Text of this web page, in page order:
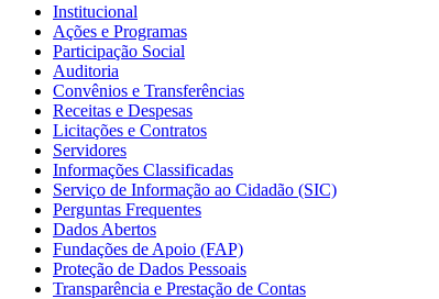
Institucional
Ações e Programas
Participação Social
Auditoria
Convênios e Transferências
Receitas e Despesas
Licitações e Contratos
Servidores
Informações Classificadas
Serviço de Informação ao Cidadão (SIC)
Perguntas Frequentes
Dados Abertos
Fundações de Apoio (FAP)
Proteção de Dados Pessoais
Transparência e Prestação de Contas